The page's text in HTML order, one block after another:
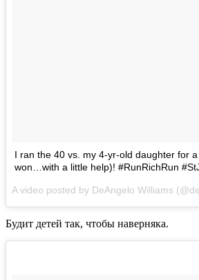
I ran the 40 vs. my 4-yr-old daughter for
won…with a little help)! #RunRichRun
Будит детей так, чтобы наверняка.